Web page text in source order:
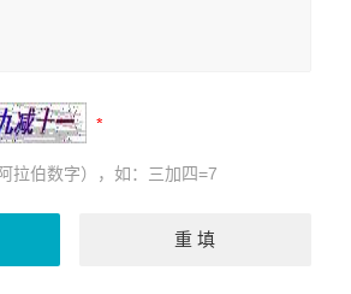
拉伯数字），如：三加四=7